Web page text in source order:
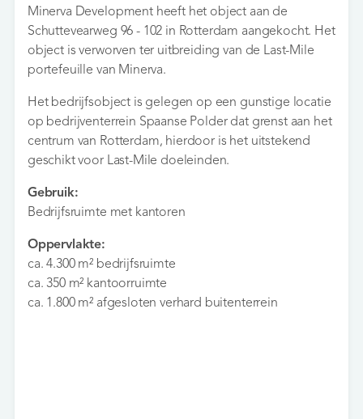
Minerva Development heeft het object aan de
Schuttevearweg 96 - 102 in Rotterdam aangekocht. Het
object is verworven ter uitbreiding van de Last-Mile
portefeuille van Minerva.
Het bedrijfsobject is gelegen op een gunstige locatie
op bedrijventerrein Spaanse Polder dat grenst aan het
centrum van Rotterdam, hierdoor is het uitstekend
geschikt voor Last-Mile doeleinden.
Gebruik:
Bedrijfsruimte met kantoren
Oppervlakte:
ca. 4.300 m² bedrijfsruimte
ca. 350 m² kantoorruimte
ca. 1.800 m² afgesloten verhard buitenterrein